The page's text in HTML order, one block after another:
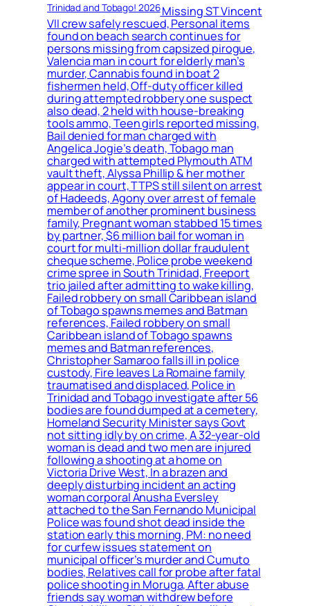
Trinidad and Tobago! 2026Missing ST Vincent
VII crew safely rescued, Personal items
found on beach search continues for
persons missing from capsized pirogue,
Valencia man in court for elderly man’s
murder, Cannabis found in boat 2
fishermen held, Off-duty officer killed
during attempted robbery one suspect
also dead, 2 held with house-breaking
tools ammo, Teen girls reported missing,
Bail denied for man charged with
Angelica Jogie’s death, Tobago man
charged with attempted Plymouth ATM
vault theft, Alyssa Phillip & her mother
appear in court, TTPS still silent on arrest
of Hadeeds, Agony over arrest of female
member of another prominent business
family, Pregnant woman stabbed 15 times
by partner, $6 million bail for woman in
court for multi-million dollar fraudulent
cheque scheme, Police probe weekend
crime spree in South Trinidad, Freeport
trio jailed after admitting to wake killing,
Failed robbery on small Caribbean island
of Tobago spawns memes and Batman
references, Failed robbery on small
Caribbean island of Tobago spawns
memes and Batman references,
Christopher Samaroo falls ill in police
custody, Fire leaves La Romaine family
traumatised and displaced, Police in
Trinidad and Tobago investigate after 56
bodies are found dumped at a cemetery,
Homeland Security Minister says Govt
not sitting idly by on crime, A 32-year-old
woman is dead and two men are injured
following a shooting at a home on
Victoria Drive West, In a brazen and
deeply disturbing incident an acting
woman corporal Anusha Eversley
attached to the San Fernando Municipal
Police was found shot dead inside the
station early this morning, PM: no need
for curfew issues statement on
municipal officer’s murder and Cumuto
bodies, Relatives call for probe after fatal
police shooting in Moruga, After abuse
friends say woman withdrew before